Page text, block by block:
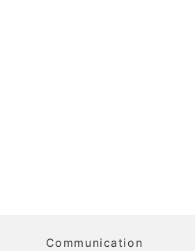
Communication